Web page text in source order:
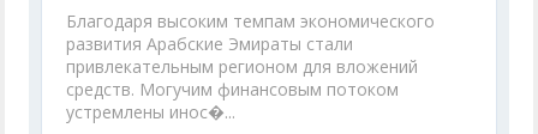
Благодаря высоким темпам экономического
развития Арабские Эмираты стали
привлекательным регионом для вложений
средств. Могучим финансовым потоком
устремлены инос�...